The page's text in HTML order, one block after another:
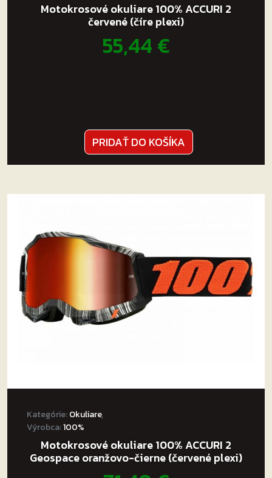
Motokrosové okuliare 100% ACCURI 2
červené (číre plexi)
55,44€
PRIDAŤ DO KOŠÍKA
Kategórie:Okuliare,
Výrobca:100%
Motokrosové okuliare 100% ACCURI 2
Geospace oranžovo-čierne (červené plexi)